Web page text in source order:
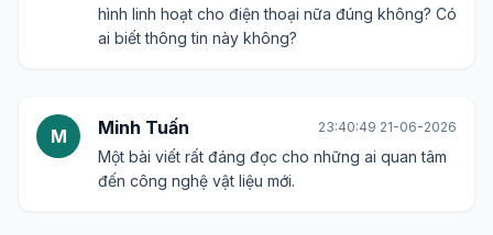
hình linh hoạt cho điện thoại nữa đúng không? Có
ai biết thông tin này không?
M Minh Tuấn 23:40:49 21-06-2026
Một bài viết rất đáng đọc cho những ai quan tâm
đến công nghệ vật liệu mới.